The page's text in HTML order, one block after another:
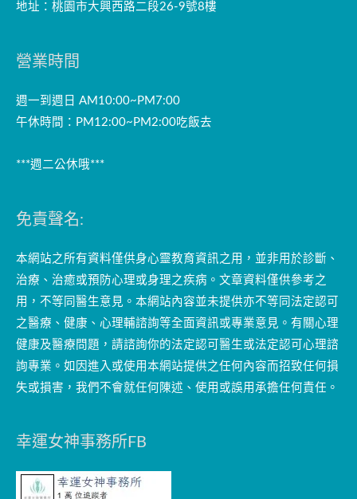
地址：桃園市大興西路二段26-9號8樓
營業時間
週一到週日 AM10:00~PM7:00
午休時間：PM12:00~PM2:00吃飯去
***週二公休哦***
免責聲名:
本網站之所有資料僅供身心靈教育資訊之用，並非用於診斷、
治療、治癒或預防心理或身理之疾病。文章資料僅供參考之
用，不等同醫生意見。本網站內容並未提供亦不等同法定認可
之醫療、健康、心理輔諮詢等全面資訊或專業意見。有關心理
健康及醫療問題，請諮詢你的法定認可醫生或法定認可心理諮
詢專業。如因進入或使用本網站提供之任何內容而招致任何損
失或損害，我們不會就任何陳述、使用或誤用承擔任何責任。
幸運女神事務所FB